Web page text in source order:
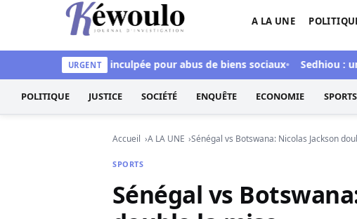
Kéwoulo, le premier site d'information et
A LA UNE
URGENT
Aby Ndour inculpée pour abus de biens sociaux Sedhiou : un
POLITIQUE JUSTICE SOCIÉTÉ ENQUÊTE ECONOMIE SPORTS
Accueil A LA UNE Sénégal vs Botswana: Nicolas Jackson
SPORTS
Sénégal vs